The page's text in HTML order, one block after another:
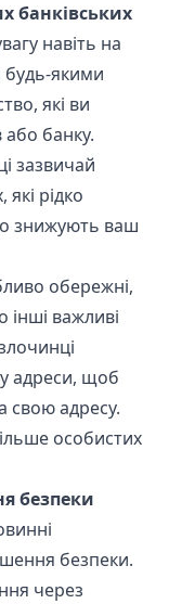
банківських
навіть на
будь-якими
які ви
або банку.
зазвичай
рідко
знижують ваш
обережні,
важливі
адреси, щоб
свою адресу.
особистих
безпеки
безпеки.
через